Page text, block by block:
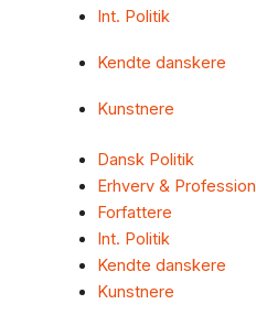
Int. Politik
Kendte danskere
Kunstnere
Dansk Politik
Erhverv & Profession
Forfattere
Int. Politik
Kendte danskere
Kunstnere